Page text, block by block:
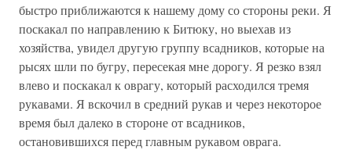
быстро приближаются к нашему дому со стороны реки. Я
поскакал по направлению к Битюку, но выехав из
хозяйства, увидел другую группу всадников, которые на
рысях шли по бугру, пересекая мне дорогу. Я резко взял
влево и поскакал к оврагу, который расходился тремя
рукавами. Я вскочил в средний рукав и через некоторое
время был далеко в стороне от всадников,
остановившихся перед главным рукавом оврага.